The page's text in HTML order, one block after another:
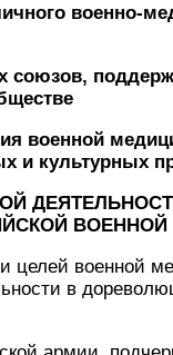
военно-
союзов,
военной
и культурных
целей военной
в